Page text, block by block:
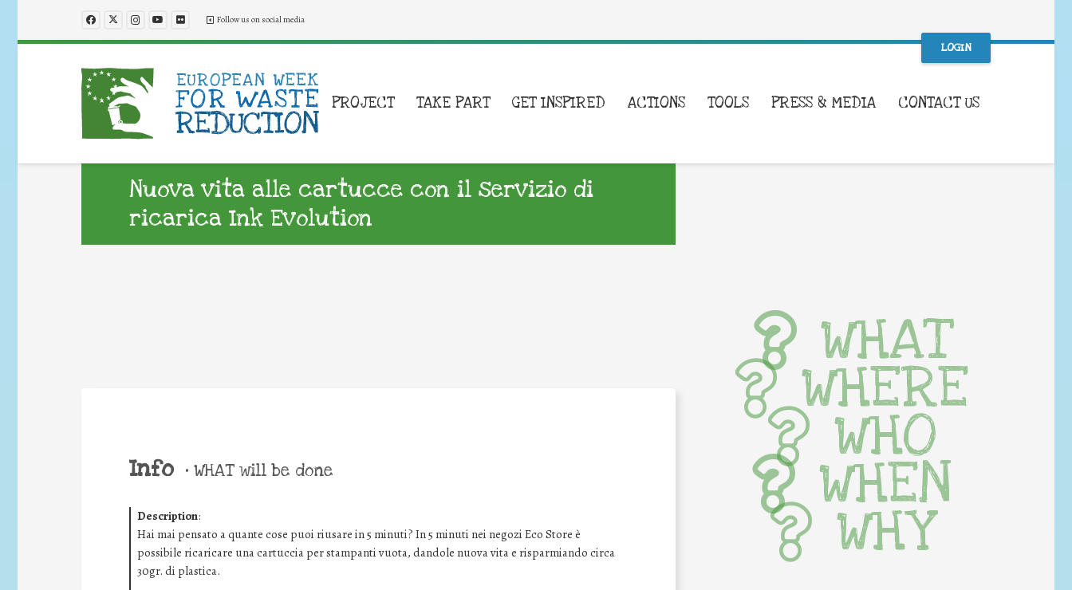
Follow us on social media
LOGIN
PROJECT TAKE PART GET INSPIRED ACTIONS TOOLS PRESS & MEDIA CONTACT US
Nuova vita alle cartucce con il servizio di
ricarica Ink Evolution
Info • WHAT will be done
Description:
Hai mai pensato a quante cose puoi riusare in 5 minuti? In 5 minuti nei negozi Eco Store è
possibile ricaricare una cartuccia per stampanti vuota, dandole nuova vita e risparmiando circa
30gr. di plastica.
WHAT
WHERE
WHO
WHEN
WHY